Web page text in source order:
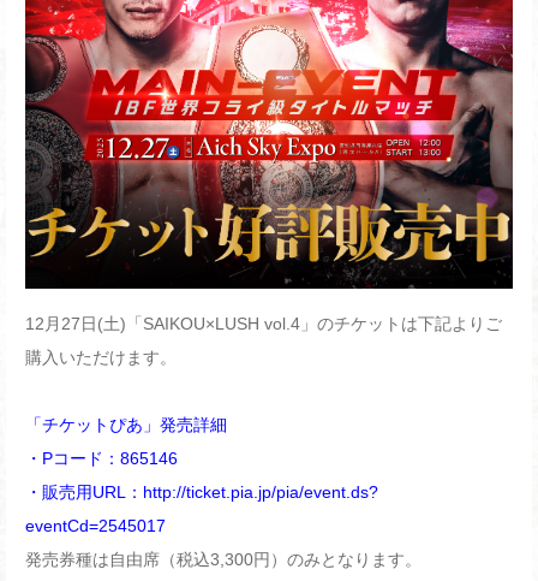
12月27日(土)「SAIKOU×LUSH vol.4」のチケットは下記よりご
購入いただけます。
「チケットぴあ」発売詳細
・Pコード：865146
・販売用URL： http://ticket.pia.jp/pia/event.ds?
eventCd=2545017
発売券種は自由席（税込3,300円）のみとなります。